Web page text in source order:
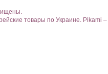
товары по Украине. Pikami